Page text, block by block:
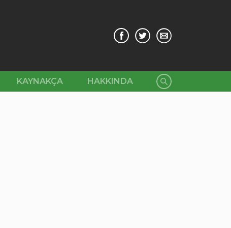
KAYNAKÇA HAKKINDA